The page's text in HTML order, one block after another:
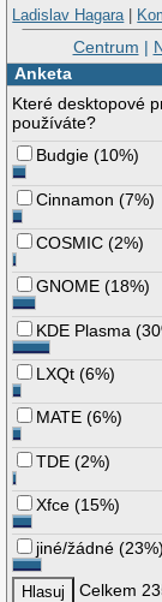
Ladislav Hagara|
Centrum |
Anketa
Které desktopové
používáte?
Budgie (10%)
Cinnamon (7%)
COSMIC (2%)
GNOME (18%)
KDE Plasma (
LXQt (6%)
MATE (6%)
TDE (2%)
Xfce (15%)
jiné/žádné (23%)
Celkem